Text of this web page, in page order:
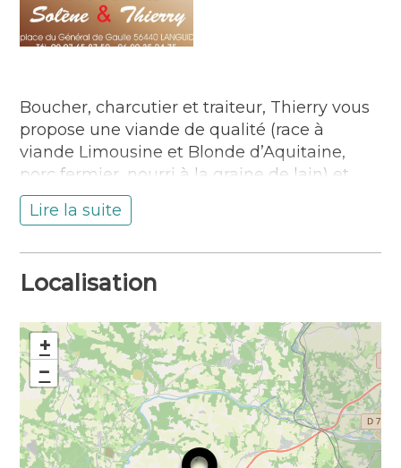
Boucher, charcutier et traiteur, Thierry vous
propose une viande de qualité (race à
viande Limousine et Blonde d’Aquitaine,
porc fermier, nourri à la graine de lain) et
des plats élaborés dans ses locaux. Propose
repas associatifs, événements, cocktails, etc.
de 18h à 13h et 15h à 18h, dimanche de 8h à
Commerce
Boucherie – Charcuterie – Traiteur
Lire la suite
Localisation
+
−